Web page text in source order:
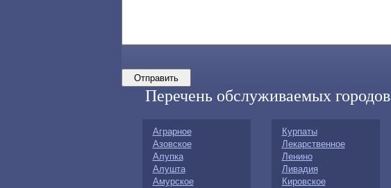
Перечень обслуживаемых городов
Аграрное
Азовское
Алупка
Алушта
Амурское
Курпаты
Лекарственное
Ленино
Ливадия
Кировское